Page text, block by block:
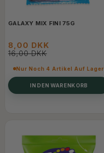
GALAXY MIX FINI 75G
8,00 DKK
16,00 DKK
Nur Noch 4 Artikel Auf Lager
IN DEN WARENKORB